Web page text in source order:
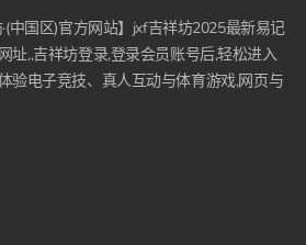
·(中国区)官方网站】jxf吉祥坊2025最新易记
址,,吉祥坊登录,登录会员账号后,轻松进入
验电子竞技、真人互动与体育游戏,网页与